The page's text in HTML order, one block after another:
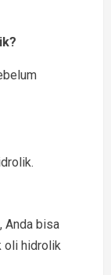
Anda bisa
oli hidrolik